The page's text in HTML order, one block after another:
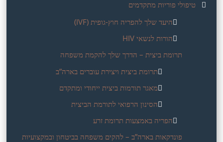
טיפולי פוריות מתקדמים
היעד שלך להפריה חוץ-גופית (IVF)
הורות לנשאי HIV
תרומת ביצית – הדרך שלך להקמת משפחה
תרומת ביצית ויצירת עוברים בארה”ב
מאגר תורמות ביצית ייחודי ומתקדם
הסינון הרפואי לתורמת הביצית
הפריה באמצעות תרומת זרע
פונדקאות בארה”ב – להקים משפחה בביטחון ובמקצועיות